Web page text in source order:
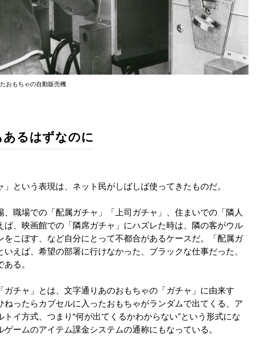
おもちゃの自動販売機
あるはずなのに
」という表現は、ネット民がしばしば使ってきたものだ。
、職場での「配属ガチャ」「上司ガチャ」、住まいでの「隣人
ば、映画館での「隣席ガチャ」にハズレた時は、隣の客がウル
をこぼす、など自分にとって不都合があるケースだ。「配属ガ
いえば、希望の部署に行けなかった、ブラックな仕事だった、
る。
ガチャ」とは、文字通りあのおもちゃの「ガチャ」に由来す
ねったらカプセルに入ったおもちゃがランダムで出てくる、ア
トイ方式、つまり“何が出てくるかわからない”という形式にな
ゲームのアイテム課金システムの通称にもなっている。